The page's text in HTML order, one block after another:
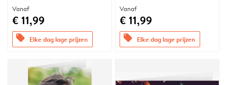
Vanaf
€ 11,99
offers Elke dag lage prijzen
Vanaf
€ 11,99
offers Elke dag lage prijzen